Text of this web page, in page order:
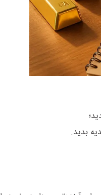
بدید.